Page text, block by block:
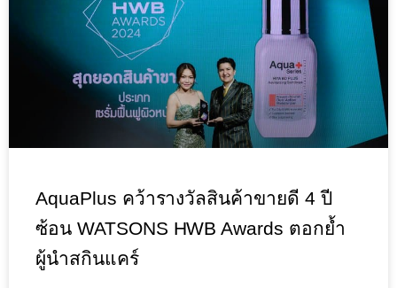
AquaPlus คว้ารางวัลสินค้าขายดี 4 ปี
ซ้อน WATSONS HWB Awards ตอกย้ำ
ผู้นำสกินแคร์